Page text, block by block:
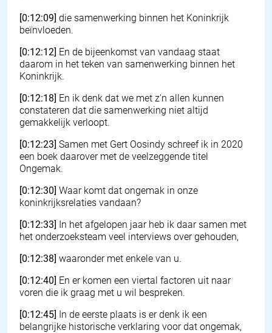
[0:12:09] die samenwerking binnen het Koninkrijk
beïnvloeden.
[0:12:12] En de bijeenkomst van vandaag staat
daarom in het teken van samenwerking binnen het
Koninkrijk.
[0:12:18] En ik denk dat we met z'n allen kunnen
constateren dat die samenwerking niet altijd
gemakkelijk verloopt.
[0:12:23] Samen met Gert Oosindy schreef ik in 2020
een boek daarover met de veelzeggende titel
Ongemak.
[0:12:30] Waar komt dat ongemak in onze
koninkrijksrelaties vandaan?
[0:12:33] In het afgelopen jaar heb ik daar samen met
het onderzoeksteam veel interviews over gehouden,
[0:12:38] waaronder met enkele van u.
[0:12:40] En er komen een viertal factoren uit naar
voren die ik graag met u wil bespreken.
[0:12:45] In de eerste plaats is er denk ik een
belangrijke historische verklaring voor dat ongemak,